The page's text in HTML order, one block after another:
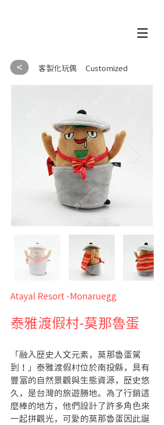
< 客製化玩偶 Customized
Atayal Resort -Monaruegg
泰雅渡假村-莫那魯蛋
「融入歷史人文元素，莫那魯蛋駕
到！」泰雅渡假村位於南投縣，具有
豐富的自然景觀與生態資源，歷史悠
久，是台灣的旅遊勝地。為了行銷這
麼棒的地方，他們設計了許多角色來
一起拼觀光，可愛的莫那魯蛋因此誕